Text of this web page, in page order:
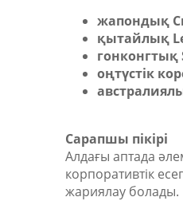
жапондық
қытайлық
гонконгтық
оңтүстік
Сарапшы пікірі
Алдағы аптада
корпоративтік
жариялау болады.